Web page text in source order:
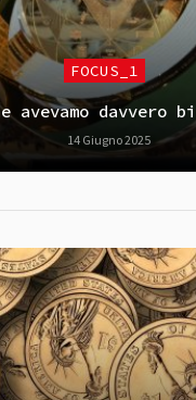
FOCUS_1
avevamo davvero
14 Giugno 2025